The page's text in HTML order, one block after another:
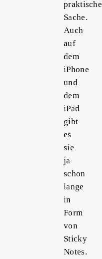
praktische
Sache.
Auch
auf
dem
iPhone
und
dem
iPad
gibt
es
sie
ja
schon
lange
in
Form
von
Sticky
Notes.